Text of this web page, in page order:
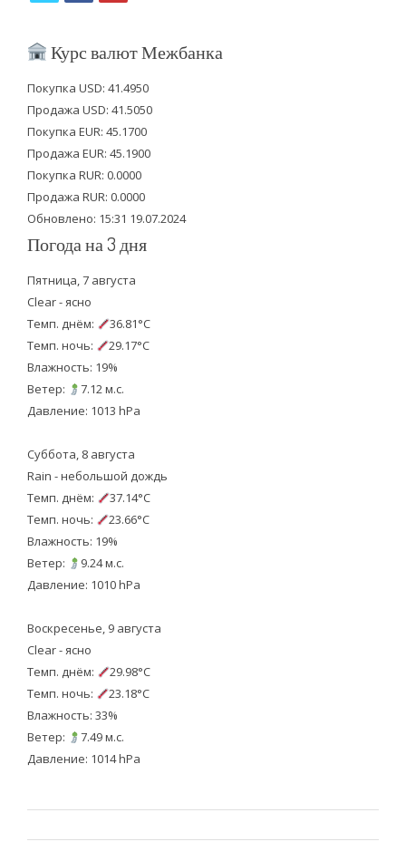
i
t
e
r
c
b
o
o
k
u
u
b
e
Курс валют Межбанка
Покупка USD: 41.4950
Продажа USD: 41.5050
Покупка EUR: 45.1700
Продажа EUR: 45.1900
Покупка RUR: 0.0000
Продажа RUR: 0.0000
Обновлено: 15:31 19.07.2024
Погода на 3 дня
Пятница, 7 августа
Clear - ясно
Темп. днём:
36.81°C
Темп. ночь:
29.17°C
Влажность: 19%
Ветер:
7.12 м.с.
Давление: 1013 hPa
Суббота, 8 августа
Rain - небольшой дождь
Темп. днём:
37.14°C
Темп. ночь:
23.66°C
Влажность: 19%
Ветер:
9.24 м.с.
Давление: 1010 hPa
Воскресенье, 9 августа
Clear - ясно
Темп. днём:
29.98°C
Темп. ночь:
23.18°C
Влажность: 33%
Ветер:
7.49 м.с.
Давление: 1014 hPa